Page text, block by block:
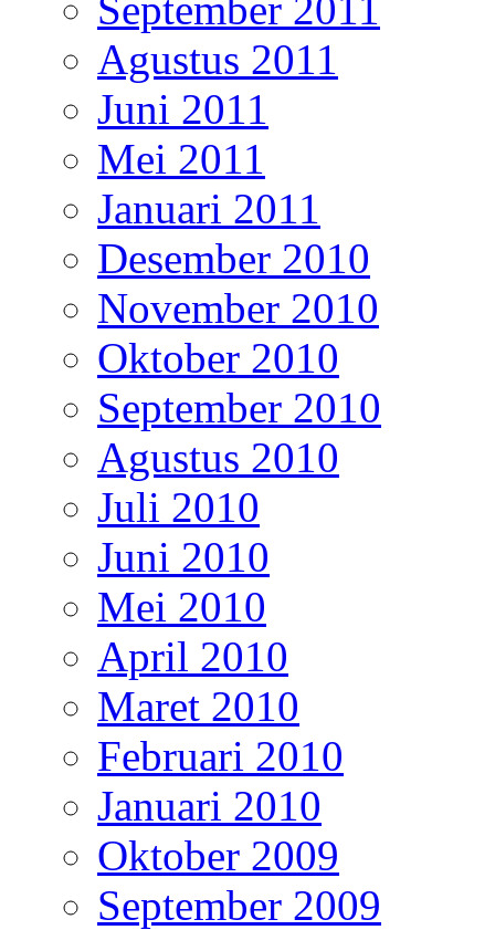
Agustus 2011
Juni 2011
Mei 2011
Januari 2011
Desember 2010
November 2010
Oktober 2010
September 2010
Agustus 2010
Juli 2010
Juni 2010
Mei 2010
April 2010
Maret 2010
Februari 2010
Januari 2010
Oktober 2009
September 2009